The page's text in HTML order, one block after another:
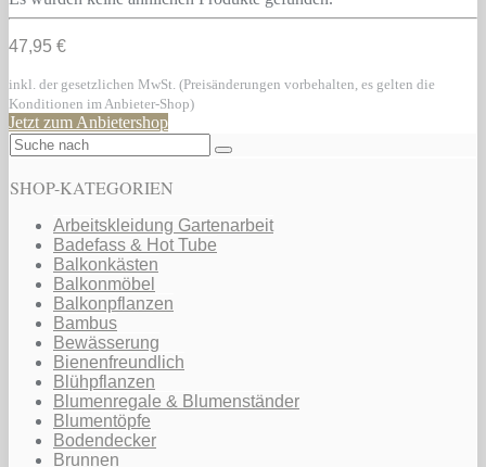
47,95 €
inkl. der gesetzlichen MwSt. (Preisänderungen vorbehalten, es gelten die
Konditionen im Anbieter-Shop)
Jetzt zum Anbietershop
SHOP-KATEGORIEN
Arbeitskleidung Gartenarbeit
Badefass & Hot Tube
Balkonkästen
Balkonmöbel
Balkonpflanzen
Bambus
Bewässerung
Bienenfreundlich
Blühpflanzen
Blumenregale & Blumenständer
Blumentöpfe
Bodendecker
Brunnen